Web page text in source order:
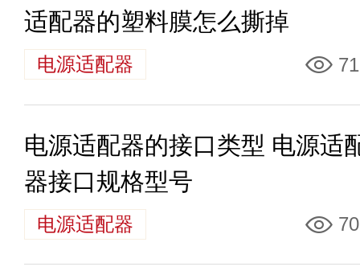
适配器的塑料膜怎么撕掉
电源适配器
电源适配器的接口类型 电源适
器接口规格型号
电源适配器